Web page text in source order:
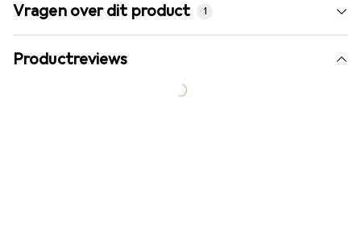
Vragen over dit product 1
Productreviews